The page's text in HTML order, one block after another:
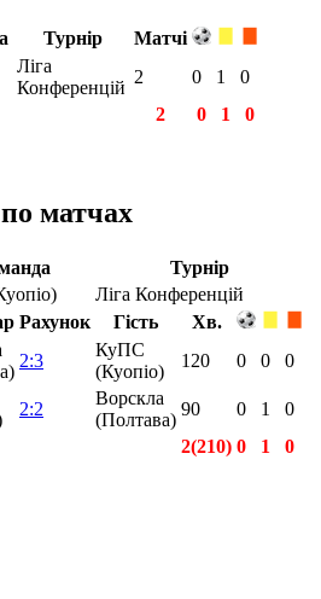
Турнір
Матчі
Ліга
Конференцій
2 0 1
0
2 0 1 0
матчах
Турнір
Ліга Конференцій
Рахунок Гість
Хв.
2:3
КуПС
(Куопіо)
120 0 0 0
2:2
Ворскла
(Полтава)
90 0 1
0
2(210) 0 1
0